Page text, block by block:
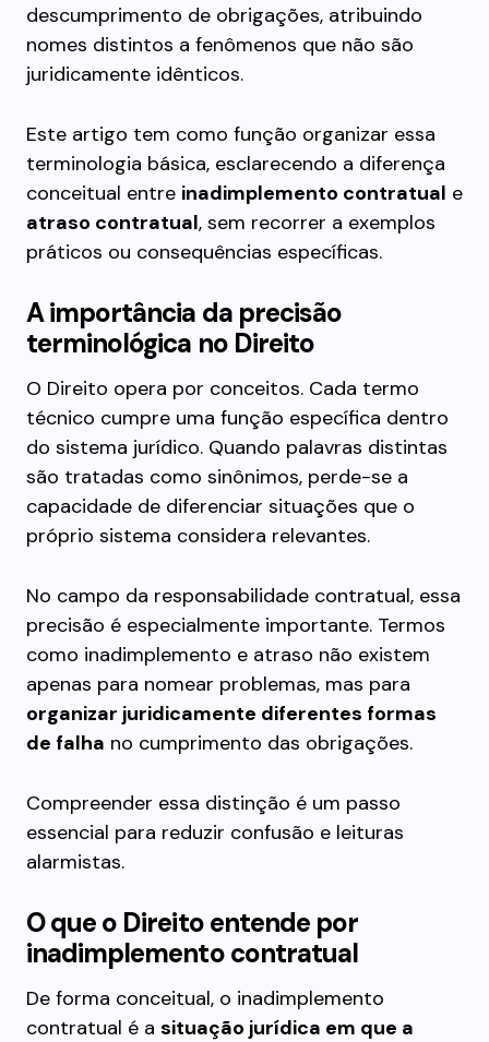
descumprimento de obrigações, atribuindo
nomes distintos a fenômenos que não são
juridicamente idênticos.
Este artigo tem como função organizar essa
terminologia básica, esclarecendo a diferença
conceitual entre inadimplemento contratual e
atraso contratual, sem recorrer a exemplos
práticos ou consequências específicas.
A importância da precisão
terminológica no Direito
O Direito opera por conceitos. Cada termo
técnico cumpre uma função específica dentro
do sistema jurídico. Quando palavras distintas
são tratadas como sinônimos, perde-se a
capacidade de diferenciar situações que o
próprio sistema considera relevantes.
No campo da responsabilidade contratual, essa
precisão é especialmente importante. Termos
como inadimplemento e atraso não existem
apenas para nomear problemas, mas para
organizar juridicamente diferentes formas
de falha no cumprimento das obrigações.
Compreender essa distinção é um passo
essencial para reduzir confusão e leituras
alarmistas.
O que o Direito entende por
inadimplemento contratual
De forma conceitual, o inadimplemento
contratual é a situação jurídica em que a